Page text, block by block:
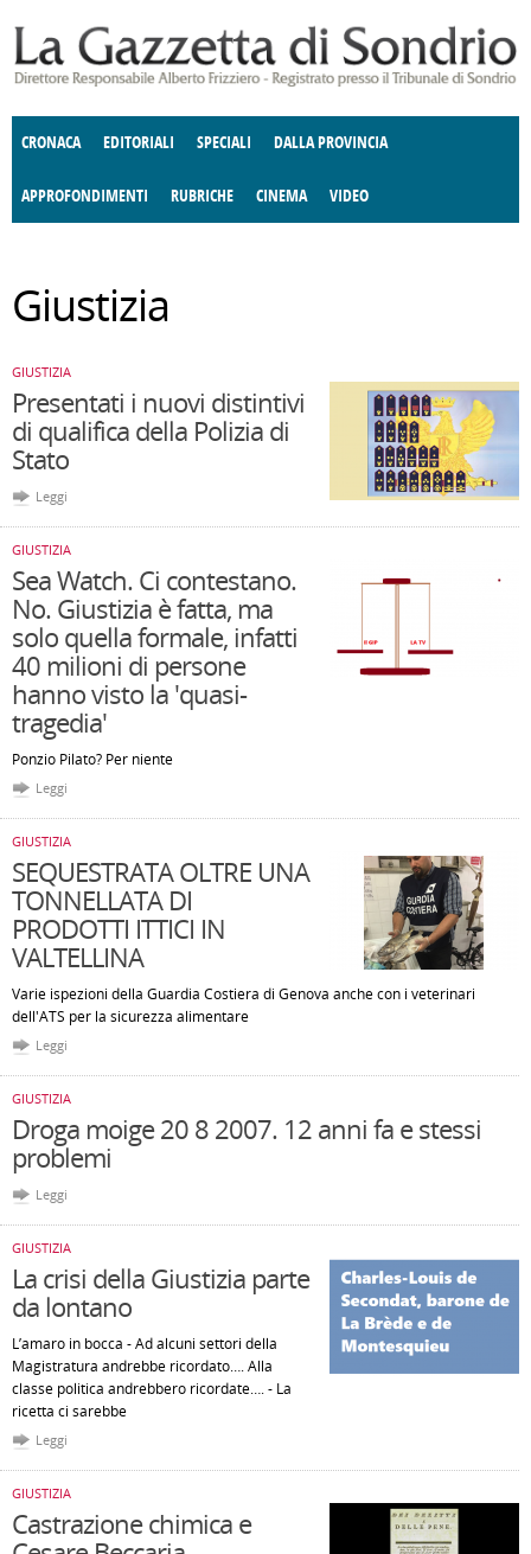
CRONACA EDITORIALI SPECIALI DALLA PROVINCIA
APPROFONDIMENTI
CULTURA E SPETTACOLI
RUBRICHE
DELLE IDEE FATTI DELLO SPIRITO
CINEMA VIDEO
Giustizia
GIUSTIZIA
Presentati i nuovi distintivi
di qualifica della Polizia di
Stato
Leggi
GIUSTIZIA
Sea Watch. Ci contestano.
No. Giustizia è fatta, ma
solo quella formale, infatti
40 milioni di persone
hanno visto la 'quasi-
tragedia'
Ponzio Pilato? Per niente
Leggi
GIUSTIZIA
SEQUESTRATA OLTRE UNA
TONNELLATA DI
PRODOTTI ITTICI IN
VALTELLINA
Varie ispezioni della Guardia Costiera di Genova anche con i veterinari
dell'ATS per la sicurezza alimentare
Leggi
GIUSTIZIA
Droga moige 20 8 2007. 12 anni fa e stessi
problemi
Leggi
GIUSTIZIA
La crisi della Giustizia parte
da lontano
L’amaro in bocca - Ad alcuni settori della
Magistratura andrebbe ricordato…. Alla
classe politica andrebbero ricordate…. - La
ricetta ci sarebbe
Leggi
GIUSTIZIA
Castrazione chimica e